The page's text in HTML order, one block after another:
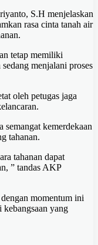
S.H menjelaskan
rasa cinta tanah air
tetap memiliki
menjalani proses
oleh petugas jaga
kemerdekaan
tahanan.
tahanan dapat
” tandas AKP
momentum ini
yang